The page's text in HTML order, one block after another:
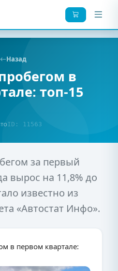
Назад
в
топ-15
ID: 11563
за первый
вырос на 11,8% до
известно из
«Автостат Инфо».
в первом квартале: